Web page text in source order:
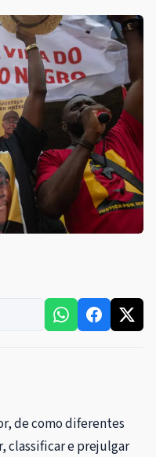
de como diferentes
classificar e prejulgar